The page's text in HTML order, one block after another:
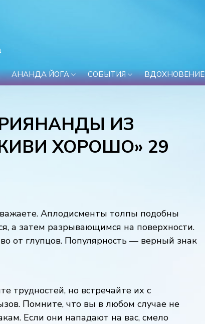
АНАНДА ЙОГА СОБЫТИЯ ВДОХНОВЕНИЕ
ИЗ
ХОРОШО» 29
Аплодисменты толпы подобны
а затем разрывающимся на поверхности.
от глупцов. Популярность — верный знак
трудностей, но встречайте их с
Помните, что вы в любом случае не
Если они нападают на вас, смело